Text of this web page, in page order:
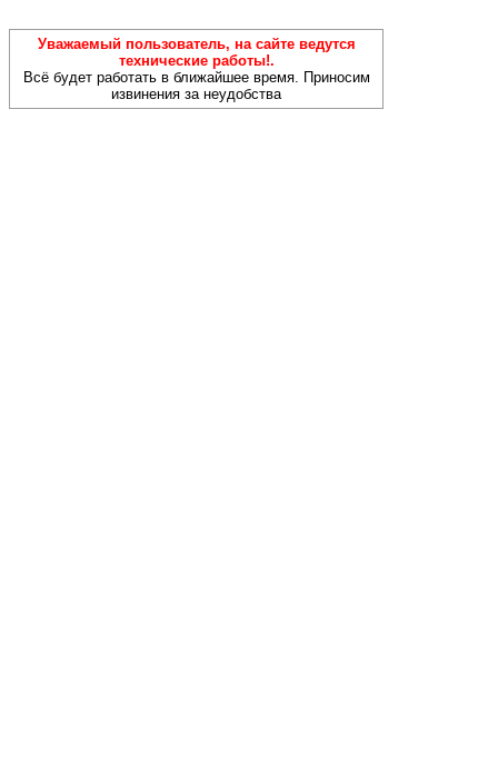
Уважаемый пользователь, на сайте ведутся
технические работы!.
Всё будет работать в ближайшее время. Приносим
извинения за неудобства